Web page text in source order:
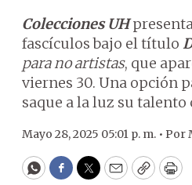
Colecciones UH
fascículos bajo el título
para no artistas, que
viernes 30. Una opción
saque a la luz su talento
Mayo 28, 2025 05:01 p. m. • Por
WhatsApp
Facebook
Twitter
EmailCopy